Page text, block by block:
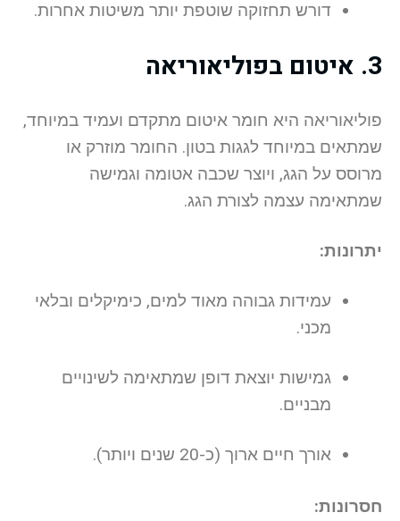
דורש תחזוקה שוטפת יותר משיטות אחרות.
3. איטום בפוליאוריאה
פוליאוריאה היא חומר איטום מתקדם ועמיד במיוחד,
שמתאים במיוחד לגגות בטון. החומר מוזרק או
מרוסס על הגג, ויוצר שכבה אטומה וגמישה
שמתאימה עצמה לצורת הגג.
יתרונות:
עמידות גבוהה מאוד למים, כימיקלים ובלאי
מכני.
גמישות יוצאת דופן שמתאימה לשינויים
מבניים.
אורך חיים ארוך (כ-20 שנים ויותר).
חסרונות: